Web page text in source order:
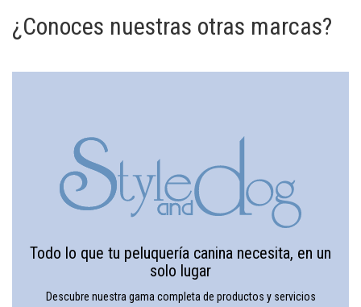
¿Conoces nuestras otras marcas?
Todo lo que tu peluquería canina necesita, en un
solo lugar
Descubre nuestra gama completa de productos y servicios